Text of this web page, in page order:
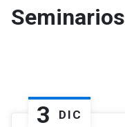
Seminarios
3 DIC